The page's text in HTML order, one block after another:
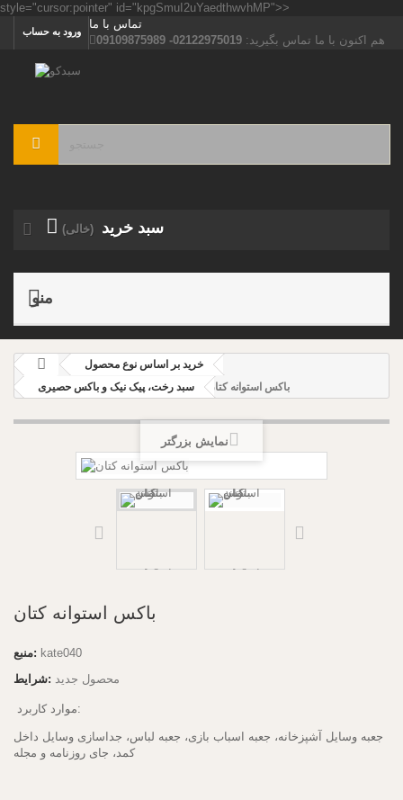
style="cursor:pointer" id="kpgSmuI2uYaedthwvhMP">>
ورود به حساب
تماس با ما
هم اکنون با ما تماس بگیرید: 02122975019- 09109875989
سبد خرید (خالی)
منو
خرید بر اساس نوع محصول
سبد رخت، پیک نیک و باکس حصیری
باکس استوانه کتان
نمایش بزرگتر
باکس استوانه کتان
منبع: kate040
شرایط: محصول جدید
موارد کاربرد:
جعبه وسایل آشپزخانه، جعبه اسباب بازی، جعبه لباس، جداسازی وسایل داخل
کمد، جای روزنامه و مجله